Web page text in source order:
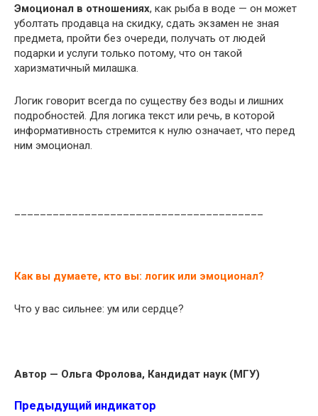
Эмоционал в отношениях, как рыба в воде — он может
уболтать продавца на скидку, сдать экзамен не зная
предмета, пройти без очереди, получать от людей
подарки и услуги только потому, что он такой
харизматичный милашка.
Логик говорит всегда по существу без воды и лишних
подробностей. Для логика текст или речь, в которой
информативность стремится к нулю означает, что перед
ним эмоционал.
Как вы думаете, кто вы: логик или эмоционал?
Что у вас сильнее: ум или сердце?
Автор — Ольга Фролова, Кандидат наук (МГУ)
Предыдущий индикатор